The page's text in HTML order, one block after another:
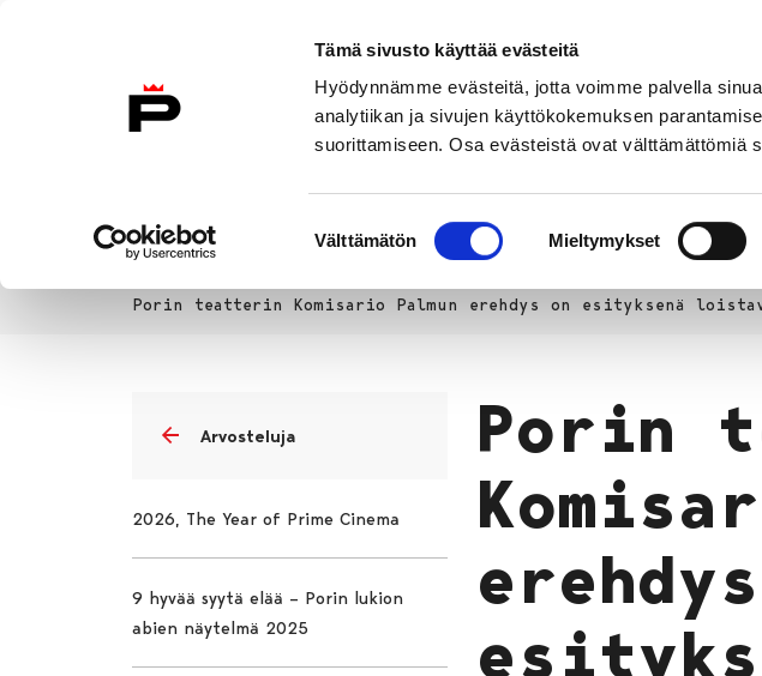
Tämä sivusto käyttää evästeitä
Hyödynnämme evästeitä, jotta voimme palvella
analytiikan ja sivujen käyttökokemuksen
suorittamiseen. Osa evästeistä ovat välttämättömiä
valinta
Välttämätön Mieltymykset
Etusivulle
Etusivu
Porin teatterin Komisario Palmun erehdys on esityksenä
Arvosteluja
2026, The Year of Prime Cinema
9 hyvää syytä elää – Porin lukion
abien näytelmä 2025
Porin